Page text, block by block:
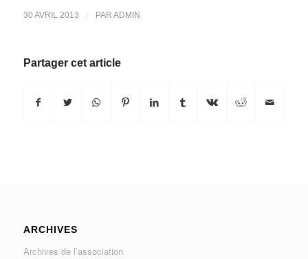
30 AVRIL 2013 / PAR ADMIN
Partager cet article
ARCHIVES
Archives de l’association